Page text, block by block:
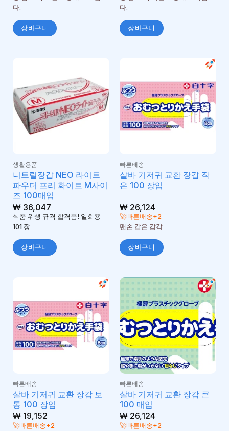
다.
장바구니
다.
장바구니
생활용품
니트릴장갑 NEO 라이트
파우더 프리 화이트 M사이
즈 100매입
₩36,047
식품 위생 규격 합격품! 일회용
101 장
장바구니
빠른배송
살바 기저귀 교환 장갑 작
은 100 장입
₩26,124
🚀빠른배송+2
맨손 같은 감각
장바구니
빠른배송
살바 기저귀 교환 장갑 보
통 100 장입
₩19,152
🚀빠른배송+2
빠른배송
살바 기저귀 교환 장갑 큰
100 매입
₩26,124
🚀빠른배송+2